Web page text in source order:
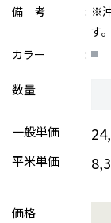
備 考
※
す。
カラー
数量
一般単価
平米単価
価格